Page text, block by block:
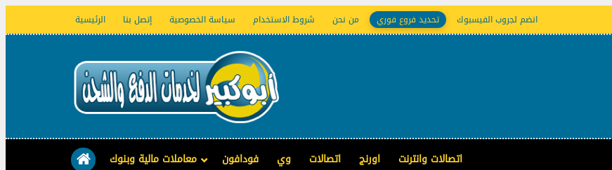
الرئيسية إتصل بنا سياسة الخصوصية شروط الاستخدام من نحن تحديد فروع فوري انضم لجروب الفيسبوك
معاملات مالية وبنوك فودافون وي اتصالات اورنج اتصالات وانترنت